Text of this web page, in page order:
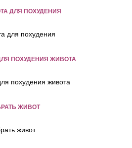
ДЛЯ ПОХУДЕНИЯ
ПОХУДЕНИЯ ЖИВОТА
ЖИВОТ